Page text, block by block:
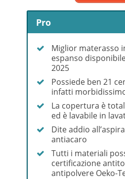
Pro
Miglior materasso
espanso
2025
Possiede ben 21
infatti
La copertura è
ed è lavabile in
Dite addio
antiacaro
Tutti i materiali
certificazione
antipolvere Oeko-